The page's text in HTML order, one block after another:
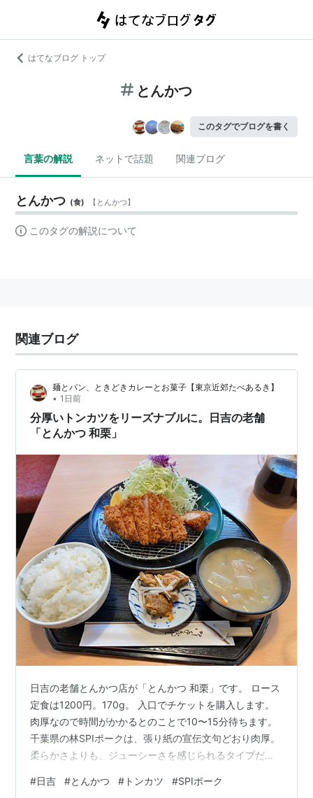
はてなブログ トップ
とんかつ
このタグでブログを書く
言葉の解説 ネットで話題 関連ブログ
とんかつ (食) 【 とんかつ】
このタグの解説について
関連ブログ
麺とパン、ときどきカレーとお菓子【東京近郊たべあるき】
• 1日前
分厚いトンカツをリーズナブルに。日吉の老舗
「とんかつ 和栗」
日吉の老舗とんかつ店が「とんかつ 和栗」です。 ロース
定食は1200円。170g。 入口でチケットを購入します。
肉厚なので時間がかかるとのことで10〜15分待ちます。
千葉県の林SPIポークは、張り紙の宣伝文句どおり肉厚。
柔らかさよりも、ジューシーさを感じられるタイプだと
パキスタンの岩塩、アンデスの紅塩。 塩で食べると肉の
#日吉 #とんかつ # トンカツ #SPIポーク